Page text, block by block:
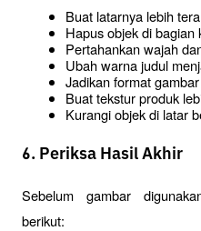
Buat latarnya lebih
Hapus objek di bagian
Pertahankan wajah
Ubah warna judul
Jadikan format
Buat tekstur produk
Kurangi objek di latar
6. Periksa Hasil Akhir
Sebelum gambar
berikut: